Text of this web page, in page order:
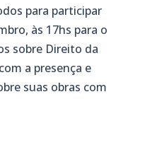
para participar
às 17hs para o
sobre Direito da
a presença e
suas obras com